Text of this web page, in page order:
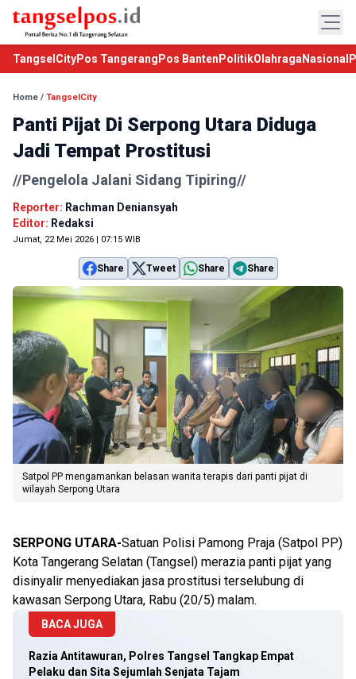
TangselCityPos Tangerang Pos Banten PolitikOlahraga Nasional
Home / TangselCity
Panti Pijat Di Serpong Utara Diduga
Jadi Tempat Prostitusi
//Pengelola Jalani Sidang Tipiring//
Reporter: Rachman Deniansyah
Editor: Redaksi
Jumat, 22 Mei 2026 | 07:15 WIB
Share Tweet Share Share
Satpol PP mengamankan belasan wanita terapis dari panti pijat di
wilayah Serpong Utara
SERPONG UTARA-Satuan Polisi Pamong Praja (Satpol PP)
Kota Tangerang Selatan (Tangsel) merazia panti pijat yang
disinyalir menyediakan jasa prostitusi terselubung di
kawasan Serpong Utara, Rabu (20/5) malam.
BACA JUGA
Razia Antitawuran, Polres Tangsel Tangkap Empat
Pelaku dan Sita Sejumlah Senjata Tajam